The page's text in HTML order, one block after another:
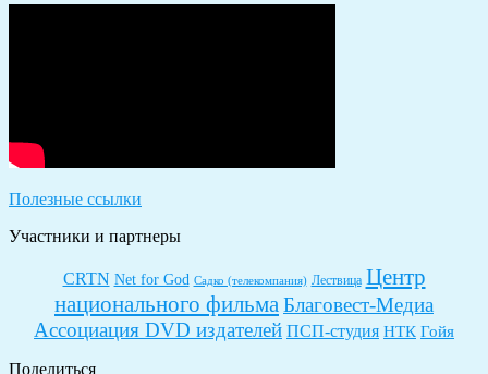
Полезные ссылки
Участники и партнеры
CRTN Net for God Садко (телекомпания) Лествица Центр
национального фильмаБлаговест-Медиа
Ассоциация DVD издателей ПСП-студия НТК Гойя
Поделиться